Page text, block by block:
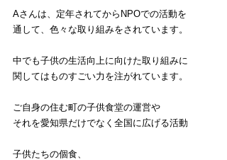
Aさんは、定年されてからNPOでの活動を
通して、色々な取り組みをされています。
中でも子供の生活向上に向けた取り組みに
関してはものすごい力を注がれています。
ご自身の住む町の子供食堂の運営や
それを愛知県だけでなく全国に広げる活動
子供たちの個食、